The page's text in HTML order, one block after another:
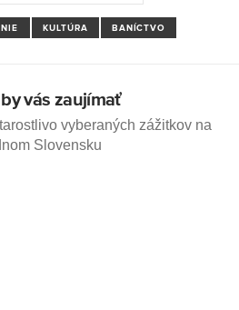
KULTÚRA BANÍCTVO
vás zaujímať
vyberaných zážitkov na
Slovensku